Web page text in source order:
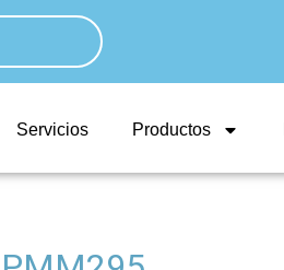
Servicios Productos